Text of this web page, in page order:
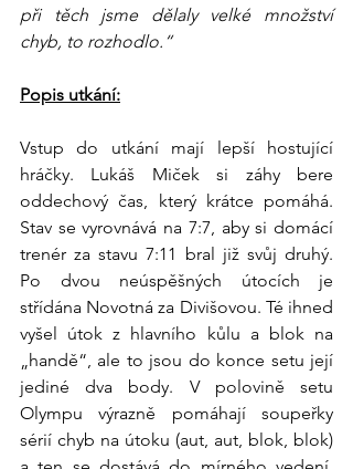
při těch jsme dělaly velké množství
chyb, to rozhodlo.“
Popis utkání:
Vstup do utkání mají lepší hostující
hráčky. Lukáš Miček si záhy bere
oddechový čas, který krátce pomáhá.
Stav se vyrovnává na 7:7, aby si domácí
trenér za stavu 7:11 bral již svůj druhý.
Po dvou neúspěšných útocích je
střídána Novotná za Divišovou. Té ihned
vyšel útok z hlavního kůlu a blok na
„handě“, ale to jsou do konce setu její
jediné dva body. V polovině setu
Olympu výrazně pomáhají soupeřky
sérií chyb na útoku (aut, aut, blok, blok)